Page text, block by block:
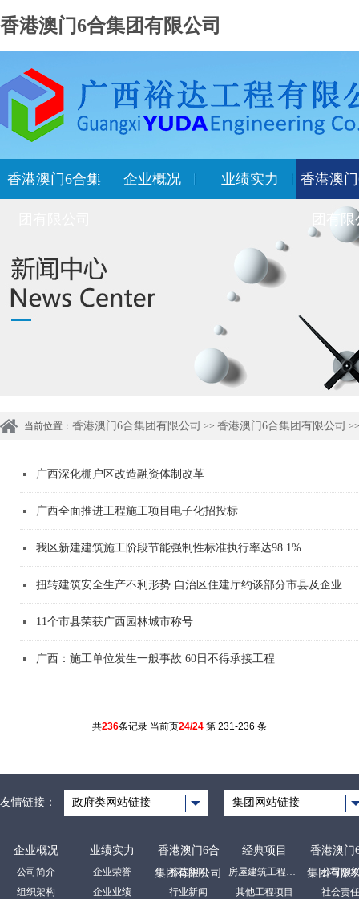
香港澳门6合集团有限公司
香港澳门6合集 企业概况 业绩实力 香港澳
团有
当前位置： 香港澳门6合集团有限公司 >> 香港澳门6合集团有限公司
广西深化棚户区改造融资体制改革
广西全面推进工程施工项目电子化招投标
我区新建建筑施工阶段节能强制性标准执行率达98.1%
扭转建筑安全生产不利形势 自治区住建厅约谈部分市县及企业
11个市县荣获广西园林城市称号
广西：施工单位发生一般事故 60日不得承接工程
共236条记录 当前页24/24第 231-236 条
友情链接： 政府类网站链接 集团网站链接
企业概况
公司简介
组织架构
业绩实力
企业荣誉
企业业绩
香港澳门6合
集团有限公司
裕达新闻
行业新闻
经典项目
房屋建筑工程项目
其他工程项目
香港澳门
集团有限
公司形象
社会责任